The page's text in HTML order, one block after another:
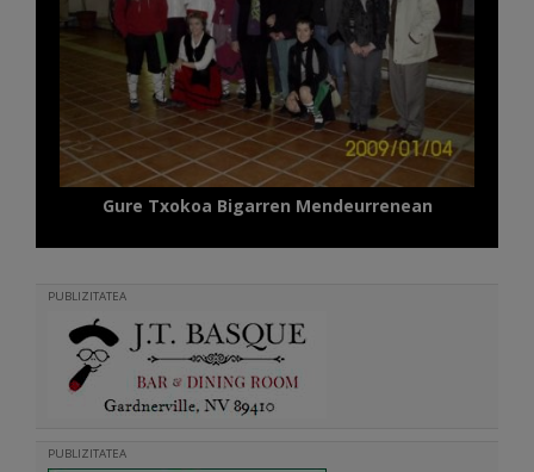
Gure Txokoa Bigarren Mendeurrenean
PUBLIZITATEA
PUBLIZITATEA